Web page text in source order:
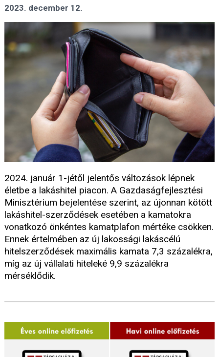
2023. december 12.
2024. január 1-jétől jelentős változások lépnek
életbe a lakáshitel piacon. A Gazdaságfejlesztési
Minisztérium bejelentése szerint, az újonnan kötött
lakáshitel-szerződések esetében a kamatokra
vonatkozó önkéntes kamatplafon mértéke csökken.
Ennek értelmében az új lakossági lakáscélú
hitelszerződések maximális kamata 7,3 százalékra,
míg az új vállalati hiteleké 9,9 százalékra
mérséklődik.